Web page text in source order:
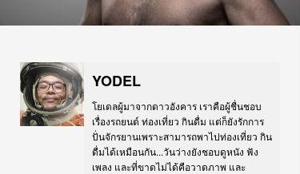
YODEL
โยเดลผู้มาจากดาวอังคาร เราคือผู้ชื่นชอบ
เรื่องรถยนต์ ท่องเที่ยว กินดื่ม แต่ก็ยังรักการ
ปั่นจักรยานเพราะสามารถพาไปท่องเที่ยว กิน
ดื่มได้เหมือนกัน...วันว่างยังชอบดูหนัง ฟัง
เพลง และที่ขาดไม่ได้คือวาดภาพ และ